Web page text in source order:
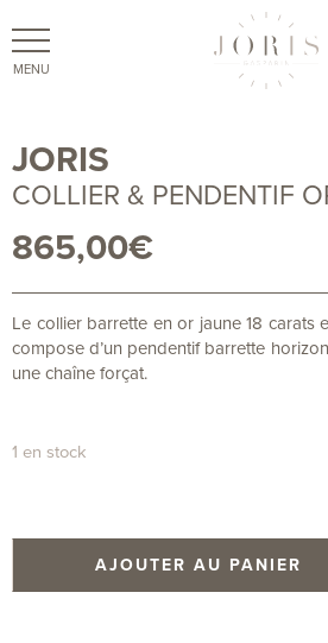
JORIS
COLLIER & PENDENTIF
865,00€
Le collier barrette en or jaune 18 carats
compose d’un pendentif barrette
une chaîne forçat.
1 en stock
AJOUTER AU PANIER